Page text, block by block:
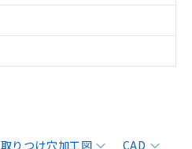
取りつけ穴加工図
CAD